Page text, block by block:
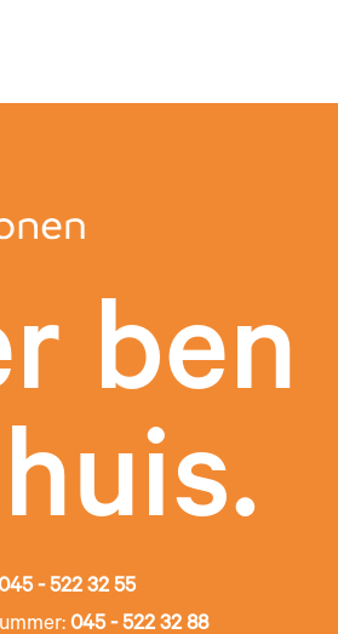
ben
- 522 32 55
045 - 522 32 88